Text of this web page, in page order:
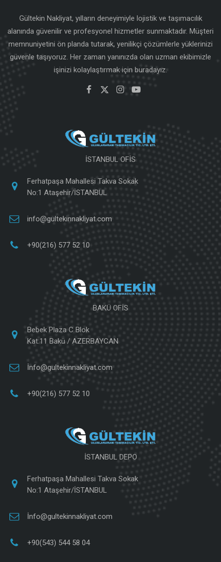
Gültekin Nakliyat, yılların deneyimiyle lojistik ve taşımacılık
alanında güvenilir ve profesyonel hizmetler sunmaktadır. Müşteri
memnuniyetini ön planda tutarak, yenilikçi çözümlerle yüklerinizi
güvenle taşıyoruz. Her zaman yanınızda olan uzman ekibimizle
işinizi kolaylaştırmak için buradayız.
İSTANBUL OFİS
Ferhatpaşa Mahallesi Takva Sokak
No:1 Ataşehir/İSTANBUL
info@gultekinnakliyat.com
+90(216) 577 52 10
BAKÜ OFİS
Bebek Plaza C Blok
Kat:11 Bakü / AZERBAYCAN
İnfo@gultekinnakliyat.com
+90(216) 577 52 10
İSTANBUL DEPO
Ferhatpaşa Mahallesi Takva Sokak
No:1 Ataşehir/İSTANBUL
İnfo@gultekinnakliyat.com
+90(543) 544 58 04